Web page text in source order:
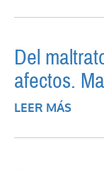
Del
afectos.
LEER MÁS